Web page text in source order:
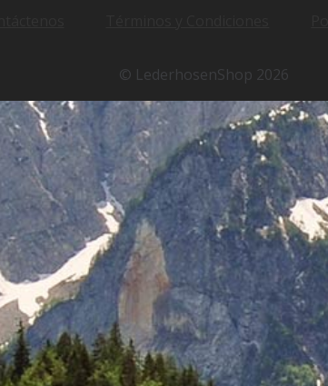
© LederhosenShop 2026